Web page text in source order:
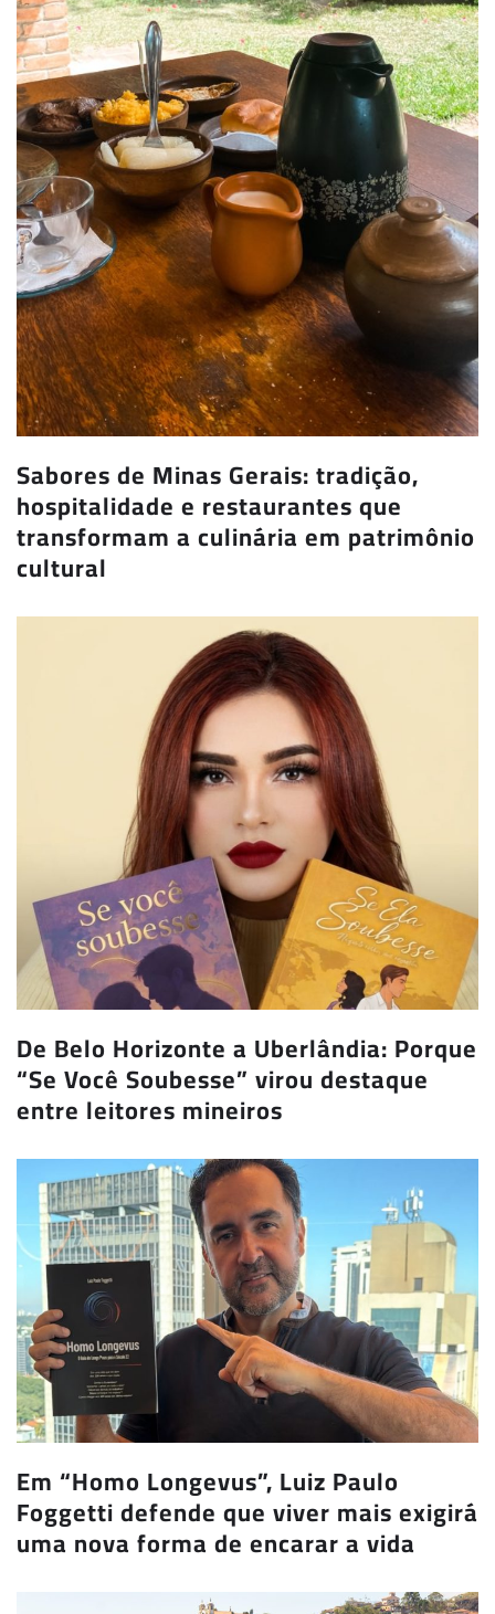
Sabores de Minas Gerais: tradição,
hospitalidade e restaurantes que
transformam a culinária em patrimônio
cultural
De Belo Horizonte a Uberlândia: Porque
“Se Você Soubesse” virou destaque
entre leitores mineiros
Em “Homo Longevus”, Luiz Paulo
Foggetti defende que viver mais exigirá
uma nova forma de encarar a vida